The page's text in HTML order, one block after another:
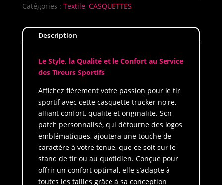
Patch
Catégories : Textile, CASQUETTES
Description
Le Style, la Qualité et le Confort au Service
des Tireurs Sportifs
Affichez fièrement votre passion pour le tir
sportif avec cette casquette trucker noire,
alliant confort, qualité et originalité. Son
patch personnalisé, qui détourne des logos
emblématiques, ajoutera une touche de
caractère à votre tenue, que ce soit sur le
stand de tir ou au quotidien. Conçue pour
offrir un confort optimal, elle s’adapte à
toutes les tailles grâce à sa conception